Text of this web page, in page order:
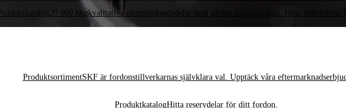
Produktkatalog20 000 högkvalitativa eftermarknadsdelar med global tillgänglighet. Hitta reservdelar
ProduktsortimentSKF är fordonstillverkarnas självklara val. Upptäck våra
ProduktkatalogHitta reservdelar för ditt fordon.